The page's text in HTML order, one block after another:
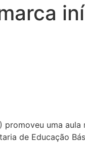
promoveu uma aula
de Educação